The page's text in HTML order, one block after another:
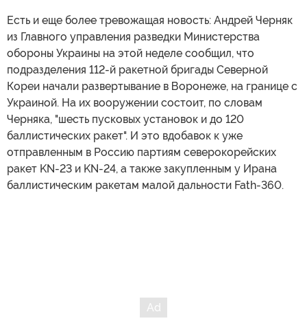
Есть и еще более тревожащая новость: Андрей Черняк
из Главного управления разведки Министерства
обороны Украины на этой неделе сообщил, что
подразделения 112-й ракетной бригады Северной
Кореи начали развертывание в Воронеже, на границе с
Украиной. На их вооружении состоит, по словам
Черняка, "шесть пусковых установок и до 120
баллистических ракет". И это вдобавок к уже
отправленным в Россию партиям северокорейских
ракет KN-23 и KN-24, а также закупленным у Ирана
баллистическим ракетам малой дальности Fath-360.